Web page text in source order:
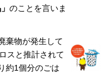
のことを言いま
棄物が発生して
スと推計されて
約1個分のごは